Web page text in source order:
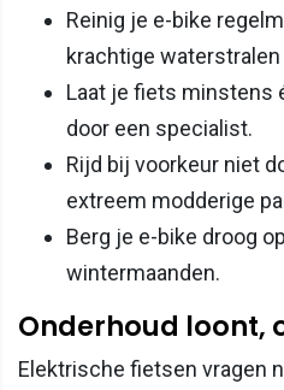
Reinig je e-bike
krachtige waterstralen
Laat je fiets minstens
door een specialist.
Rijd bij voorkeur niet
extreem modderige
Berg je e-bike droog
wintermaanden.
Onderhoud loont,
Elektrische fietsen vragen